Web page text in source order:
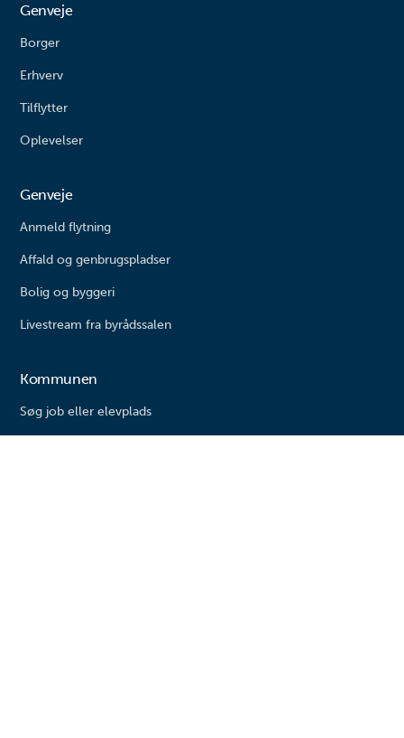
Genveje
Borger
Erhverv
Tilflytter
Oplevelser
Genveje
Anmeld flytning
Affald og genbrugspladser
Bolig og byggeri
Livestream fra byrådssalen
Kommunen
Søg job eller elevplads